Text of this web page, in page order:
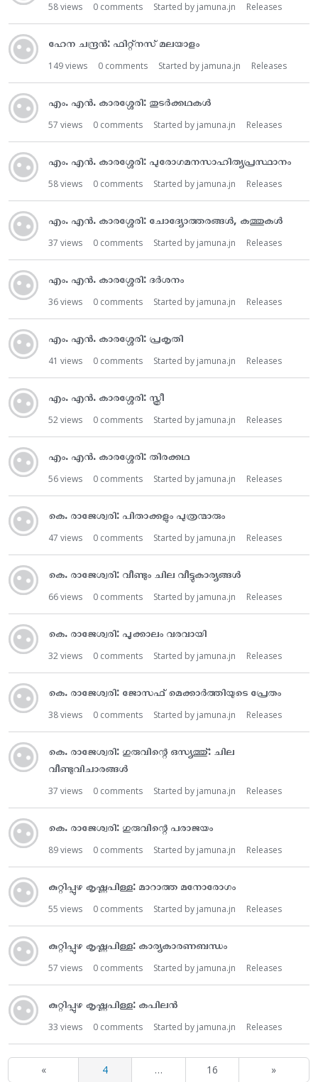
58views 0 comments Started by jamuna.jn Releases
ഹേന ചന്ദ്രൻ: ഫിറ്റ്നസ് മലയാളം
149views 0 comments Started by jamuna.jn Releases
എം. എൻ. കാരശ്ശേരി: തുടർക്കഥകൾ
57 views 0 comments Started by jamuna.jn Releases
എം. എൻ. കാരശ്ശേരി: പുരോഗമനസാഹിത്യപ്രസ്ഥാനം
58views 0 comments Started by jamuna.jn Releases
എം. എൻ. കാരശ്ശേരി: ചോദ്യോത്തരങ്ങൾ, കത്തുകൾ
37 views 0 comments Started by jamuna.jn Releases
എം. എൻ. കാരശ്ശേരി: ദർശനം
36views 0 comments Started by jamuna.jn Releases
എം. എൻ. കാരശ്ശേരി: പ്രകൃതി
41 views 0 comments Started by jamuna.jn Releases
എം. എൻ. കാരശ്ശേരി: സ്ത്രീ
52views 0 comments Started by jamuna.jn Releases
എം. എൻ. കാരശ്ശേരി: തിരക്കഥ
56views 0 comments Started by jamuna.jn Releases
കെ. രാജേശ്വരി: പിതാക്കളും പുത്രന്മാരും
47 views 0 comments Started by jamuna.jn Releases
കെ. രാജേശ്വരി: വീണ്ടും ചില വീട്ടുകാര്യങ്ങൾ
66views 0 comments Started by jamuna.jn Releases
കെ. രാജേശ്വരി: പൂക്കാലം വരവായി
32views 0 comments Started by jamuna.jn Releases
കെ. രാജേശ്വരി: ജോസഫ് മെക്കാർത്തിയുടെ പ്രേതം
38views 0 comments Started by jamuna.jn Releases
കെ. രാജേശ്വരി: ഗുരുവിന്റെ ഒസ്യത്തു്: ചില
വീണ്ടുവിചാരങ്ങൾ
37 views 0 comments Started by jamuna.jn Releases
കെ. രാജേശ്വരി: ഗുരുവിന്റെ പരാജയം
89views 0 comments Started by jamuna.jn Releases
കുറ്റിപ്പുഴ കൃഷ്ണപിള്ള: മാറാത്ത മനോരോഗം
55 views 0 comments Started by jamuna.jn Releases
കുറ്റിപ്പുഴ കൃഷ്ണപിള്ള: കാര്യകാരണബന്ധം
57 views 0 comments Started by jamuna.jn Releases
കുറ്റിപ്പുഴ കൃഷ്ണപിള്ള: കപിലൻ
33 views 0 comments Started by jamuna.jn Releases
« 4 … 16 »